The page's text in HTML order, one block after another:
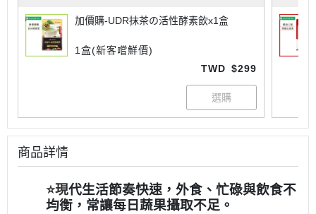
加價購-UDR抹茶の活性酵素飲x1盒
1盒(新客嚐鮮價)
TWD $299
商品詳情
⭐️現代生活節奏快速，外食、忙碌與飲食不
均衡，常讓每日蔬果攝取不足。